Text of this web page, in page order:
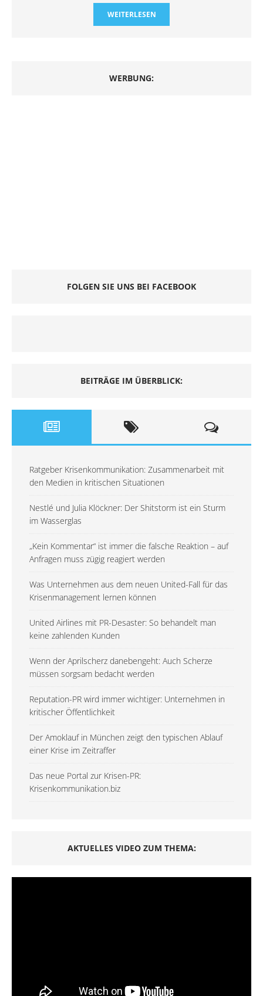
WEITERLESEN
WERBUNG:
FOLGEN SIE UNS BEI FACEBOOK
BEITRÄGE IM ÜBERBLICK:
Ratgeber Krisenkommunikation: Zusammenarbeit mit
den Medien in kritischen Situationen
Nestlé und Julia Klöckner: Der Shitstorm ist ein Sturm
im Wasserglas
„Kein Kommentar“ ist immer die falsche Reaktion – auf
Anfragen muss zügig reagiert werden
Was Unternehmen aus dem neuen United-Fall für das
Krisenmanagement lernen können
United Airlines mit PR-Desaster: So behandelt man
keine zahlenden Kunden
Wenn der Aprilscherz danebengeht: Auch Scherze
müssen sorgsam bedacht werden
Reputation-PR wird immer wichtiger: Unternehmen in
kritischer Öffentlichkeit
Der Amoklauf in München zeigt den typischen Ablauf
einer Krise im Zeitraffer
Das neue Portal zur Krisen-PR:
Krisenkommunikation.biz
AKTUELLES VIDEO ZUM THEMA: